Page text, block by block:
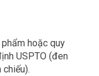
hoặc quy
USPTO (đen